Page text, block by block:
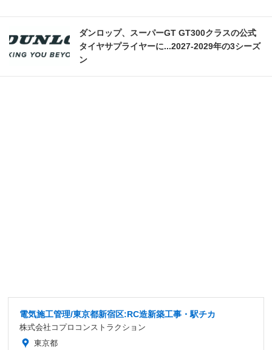
ダンロップ、スーパーGT GT300クラスの公式
タイヤサプライヤーに...2027‐2029年の3シーズ
ン
電気施工管理/東京都新宿区:RC造新築工事・駅チカ
株式会社コプロコンストラクション
東京都